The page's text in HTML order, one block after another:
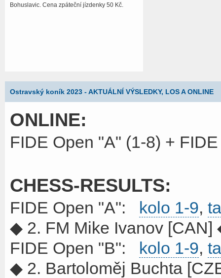
Bohuslavic. Cena zpáteční jízdenky 50 Kč.
Ostravský koník 2023 - AKTUÁLNÍ VÝSLEDKY, LOS A ONLINE
ONLINE:
FIDE Open "A" (1-8) +
CHESS-RESULTS:
FIDE Open "A": kolo 1-9,
◆ 2. FM Mike Ivanov [CAN]
FIDE Open "B":
kolo 1-9,
◆ 2. Bartoloměj Buchta